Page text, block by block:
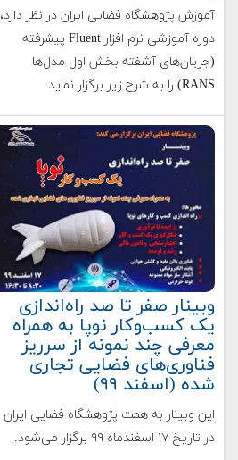
آموزش پژوهشگاه فضایی ایران در نظر دارد،
دوره آموزشی نرم افزار Fluent پیشرفته
(جریان‌های آشفته بخش اول مدل‌ها
RANS) را به شرح زیر برگزار نماید.
وبینار صفر تا صد راه‌اندازی
یک كسب‌وكار نوپا به همراه
معرفی چند نمونه از سرريز
فناوری‌های فضایی تجاری
شده (اسفند ۹۹)
این وبینار به همت پژوهشگاه فضایی ایران
در تاریخ ۱۷ اسفندماه ۹۹ برگزار می‌شود.